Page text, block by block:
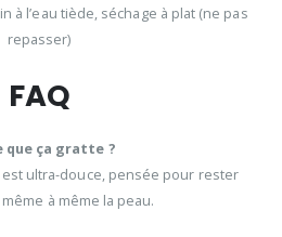
à l’eau tiède, séchage à plat (ne pas
repasser)
FAQ
que ça gratte ?
ultra-douce, pensée pour rester
à même la peau.